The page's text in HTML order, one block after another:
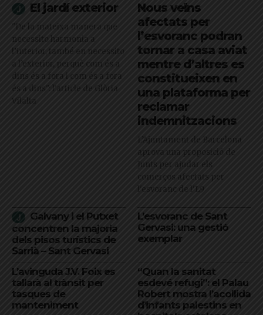
El jardí exterior
"De la mateixa manera que
necessito harmonia a
l’interior, també en necessito
a l’exterior, perquè com és a
dins és a fora i com és a fora
és a dins": l'article de Glòria
Vilalta
Nous veïns
afectats per
l’esvoranc podran
tornar a casa aviat
mentre d’altres es
constitueixen en
una plataforma per
reclamar
indemnitzacions
L’Ajuntament de Barcelona
aprova una proposició de
Junts per ajudar els
comerços afectats per
l'esvoranc de l'L9
Galvany i el Putxet
concentren la majoria
dels pisos turístics de
Sarrià – Sant Gervasi
L’esvoranc de Sant
Gervasi: una gestió
exemplar
L’avinguda J.V. Foix es
tallarà al trànsit per
tasques de
manteniment
“Quan la sanitat
esdevé refugi”: el Palau
Robert mostra l’acollida
d’infants palestins en